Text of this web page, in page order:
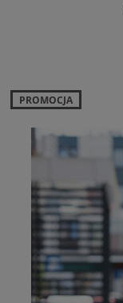
PROMOCJA